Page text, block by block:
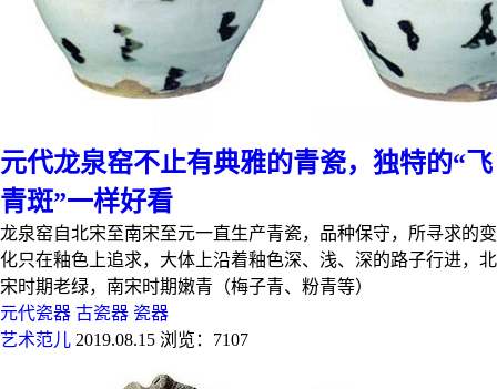
元代龙泉窑不止有典雅的青瓷，独特的“飞
青斑”一样好看
龙泉窑自北宋至南宋至元一直生产青瓷，品种保守，所寻求的变
化只在釉色上追求，大体上沿着釉色深、浅、深的路子行进，北
宋时期老绿，南宋时期嫩青（梅子青、粉青等）
元代瓷器 古瓷器 瓷器
艺术范儿 2019.08.15 浏览：7107